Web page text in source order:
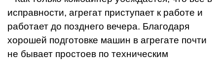
исправности, агрегат приступает к работе и
работает до позднего вечера. Благодаря
хорошей подготовке машин в агрегате почти
не бы­вает простоев по техническим